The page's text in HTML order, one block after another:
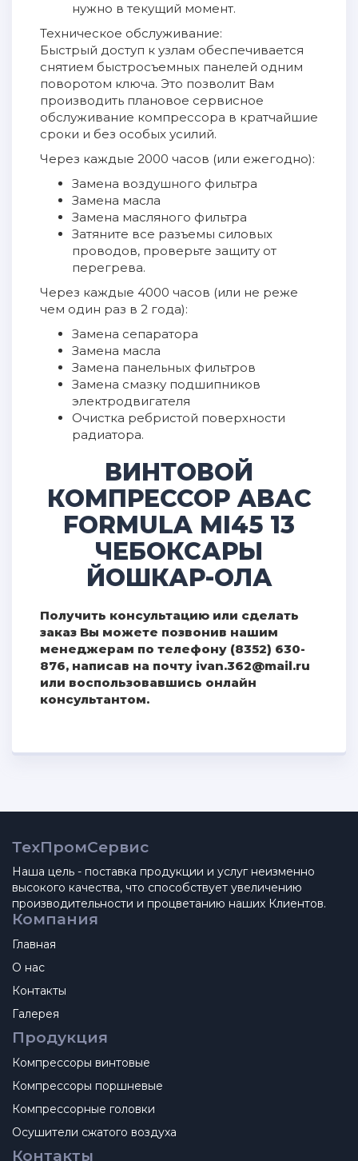
нужно в текущий момент.
Техническое обслуживание:
Быстрый доступ к узлам обеспечивается
снятием быстросъемных панелей одним
поворотом ключа. Это позволит Вам
производить плановое сервисное
обслуживание компрессора в кратчайшие
сроки и без особых усилий.
Через каждые 2000 часов (или ежегодно):
Замена воздушного фильтра
Замена масла
Замена масляного фильтра
Затяните все разъемы силовых
проводов, проверьте защиту от
перегрева.
Через каждые 4000 часов (или не реже
чем один раз в 2 года):
Замена сепаратора
Замена масла
Замена панельных фильтров
Замена смазку подшипников
электродвигателя
Очистка ребристой поверхности
радиатора.
ВИНТОВОЙ
КОМПРЕССОР ABAC
FORMULA MI45 13
ЧЕБОКСАРЫ
ЙОШКАР-ОЛА
Получить консультацию или сделать
заказ Вы можете позвонив нашим
менеджерам по телефону (8352) 630-
876, написав на почту ivan.362@mail.ru
или воспользовавшись онлайн
консультантом.
ТехПромСервис
Наша цель - поставка продукции и услуг неизменно
высокого качества, что способствует увеличению
производительности и процветанию наших Клиентов.
Компания
Главная
О нас
Контакты
Галерея
Продукция
Компрессоры винтовые
Компрессоры поршневые
Компрессорные головки
Осушители сжатого воздуха
Контакты